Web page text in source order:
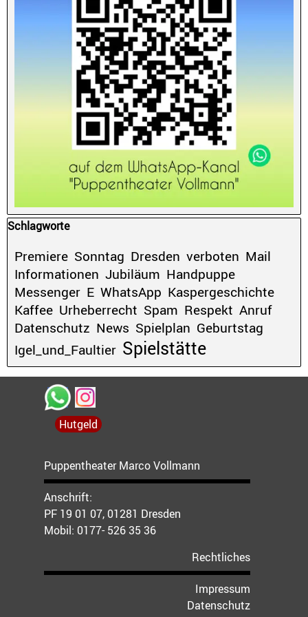
Block überspringen Schlagworte
Schlagworte
Premiere Sonntag Dresden verboten Mail
Informationen Jubiläum Handpuppe
Messenger E WhatsApp Kaspergeschichte
Kaffee Urheberrecht Spam Respekt Anruf
Datenschutz News Spielplan Geburtstag
Igel_und_Faultier Spielstätte
Puppentheater Marco Vollmann
Anschrift:
PF 19 01 07, 01281 Dresden
Mobil: 0177- 526 35 36
Rechtliches
Impressum
Datenschutz
Hutgeld